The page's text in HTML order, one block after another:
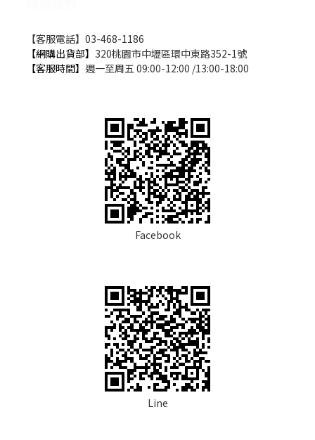
【客服電話】03-468-1186
【網購出貨部】 320桃園市中壢區環中東路352-1號
【客服時間】 週一至周五 09:00-12:00 /13:00-18:00
Facebook
Line